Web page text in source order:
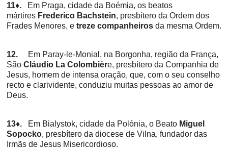
11♦.
Em Praga, cidade da Boémia, os beatos
mártires Frederico Bachstein, presbítero da Ordem dos
Frades Menores, e treze companheiros da mesma Ordem.
12. Em Paray-le-Monial, na Borgonha, região da França,
São Cláudio La Colombière, presbítero da Companhia de
Jesus, homem de intensa oração, que, com o seu conselho
recto e clarividente, conduziu muitas pessoas ao amor de
Deus.
13♦. Em Bialystok, cidade da Polónia, o Beato Miguel
Sopocko, presbítero da diocese de Vilna, fundador das
Irmãs de Jesus Misericordioso.